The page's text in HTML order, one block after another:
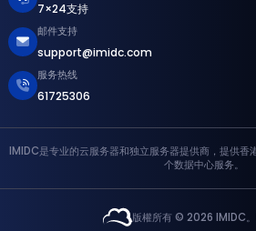
7×24支持
邮件支持
support@imidc.com
服务热线
61725306
IMIDC是专业的云服务器和独立服务器提供商，提供香
个数据中心服务。
版權所有 © 2026 IMIDC。